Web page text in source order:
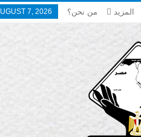
7, 2026 من نحن؟ المزيد